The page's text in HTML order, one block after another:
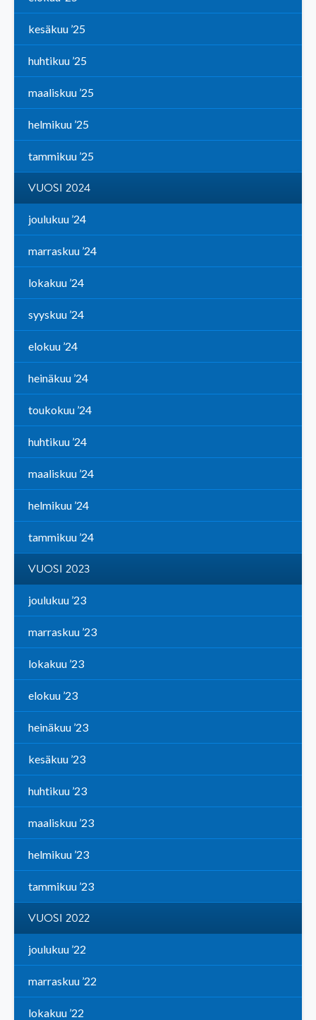
kesäkuu ’25
huhtikuu ’25
maaliskuu ’25
helmikuu ’25
tammikuu ’25
VUOSI 2024
joulukuu ’24
marraskuu ’24
lokakuu ’24
syyskuu ’24
elokuu ’24
heinäkuu ’24
toukokuu ’24
huhtikuu ’24
maaliskuu ’24
helmikuu ’24
tammikuu ’24
VUOSI 2023
joulukuu ’23
marraskuu ’23
lokakuu ’23
elokuu ’23
heinäkuu ’23
kesäkuu ’23
huhtikuu ’23
maaliskuu ’23
helmikuu ’23
tammikuu ’23
VUOSI 2022
joulukuu ’22
marraskuu ’22
lokakuu ’22